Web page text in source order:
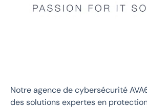
Notre agence de cybersécurité
des solutions expertes en